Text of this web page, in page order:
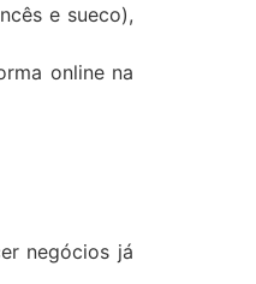
e sueco),
online na
negócios já